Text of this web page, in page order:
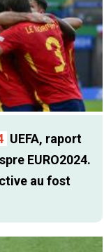
UEFA, raport
EURO2024.
au fost